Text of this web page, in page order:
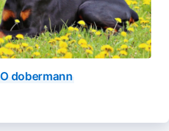
O dobermann